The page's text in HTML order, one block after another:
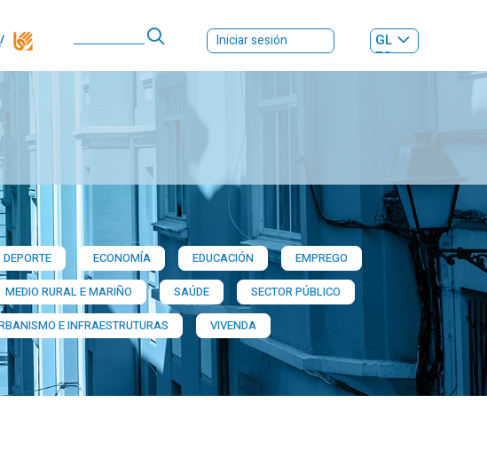
Iniciar sesión
GL
ES|
DEPORTE ECONOMÍA EDUCACIÓN
EMPREGO
MEDIO RURAL E MARIÑO SAÚDE
SECTOR PÚBLICO
E INFRAESTRUTURAS VIVENDA